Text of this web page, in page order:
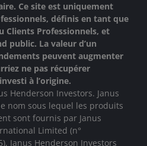
Ce site est uniquement
définis en tant que
Clients Professionnels, et
public. La valeur d’un
peuvent augmenter
ne pas récupérer
à l’origine.
Henderson Investors. Janus
nom sous lequel les produits
sont fournis par Janus
Limited (n°
Janus Henderson Investors